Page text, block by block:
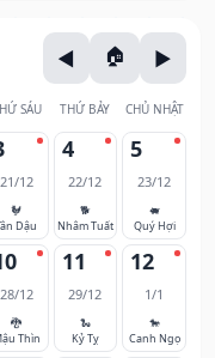
SÁU THỨ BẢY CHỦ NHẬT
21/12
🐓
Dậu
4
22/12
🐕
Nhâm Tuất
5
23/12
🐖
Quý Hợi
28/12
🐉
Thìn
11
29/12
🐍
Kỷ Tỵ
12
1/1
🐎
Canh Ngọ